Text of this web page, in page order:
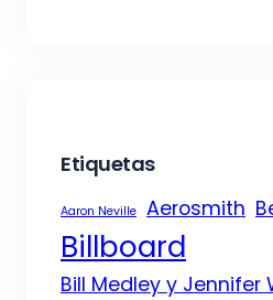
Etiquetas
Aaron Neville Aerosmith
Billboard
Bill Medley y Jennifer